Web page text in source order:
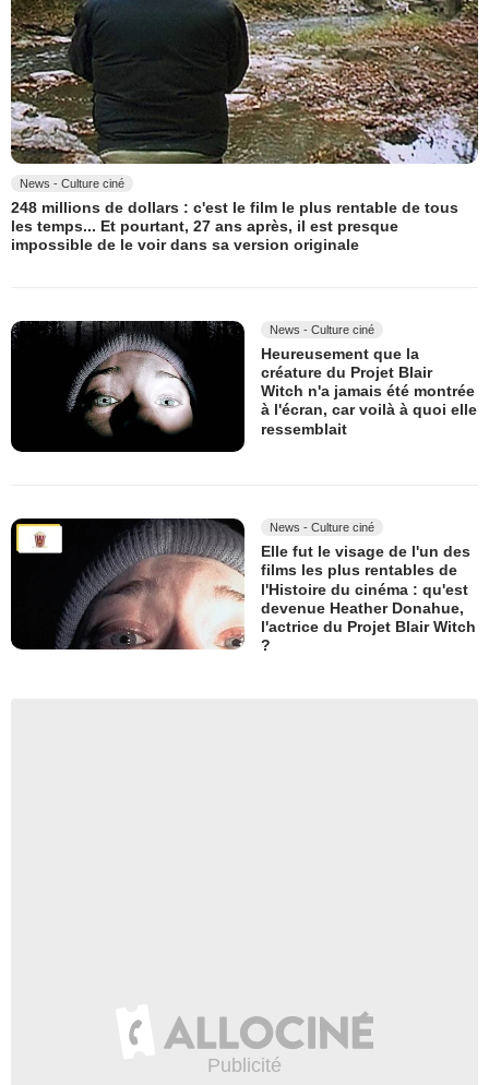
News - Culture ciné
248 millions de dollars : c'est le film le plus rentable de tous
les temps... Et pourtant, 27 ans après, il est presque
impossible de le voir dans sa version originale
News - Culture ciné
Heureusement que la
créature du Projet Blair
Witch n'a jamais été montrée
à l'écran, car voilà à quoi elle
ressemblait
News - Culture ciné
Elle fut le visage de l'un des
films les plus rentables de
l'Histoire du cinéma : qu'est
devenue Heather Donahue,
l'actrice du Projet Blair Witch
?